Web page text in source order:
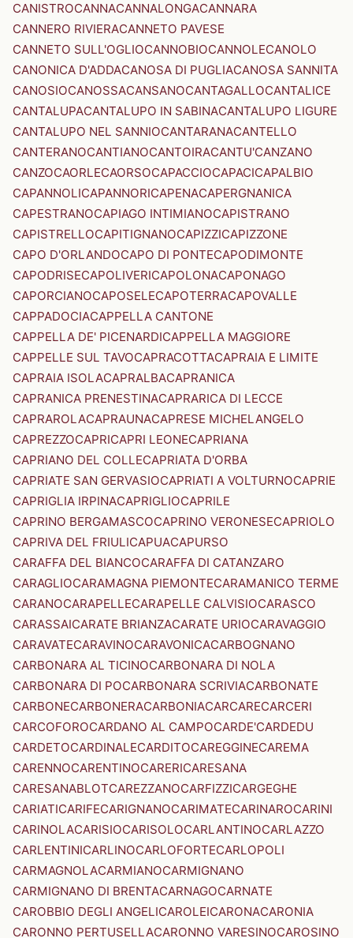
CANISTROCANNACANNALONGACANNARA
CANNERO RIVIERACANNETO PAVESE
CANNETO SULL'OGLIOCANNOBIOCANNOLECANOLO
CANONICA D'ADDACANOSA DI PUGLIACANOSA SANNITA
CANOSIOCANOSSACANSANOCANTAGALLOCANTALICE
CANTALUPACANTALUPO IN SABINACANTALUPO LIGURE
CANTALUPO NEL SANNIOCANTARANACANTELLO
CANTERANOCANTIANOCANTOIRACANTU'CANZANO
CANZOCAORLECAORSOCAPACCIOCAPACICAPALBIO
CAPANNOLICAPANNORICAPENACAPERGNANICA
CAPESTRANOCAPIAGO INTIMIANOCAPISTRANO
CAPISTRELLOCAPITIGNANOCAPIZZICAPIZZONE
CAPO D'ORLANDOCAPO DI PONTECAPODIMONTE
CAPODRISECAPOLIVERICAPOLONACAPONAGO
CAPORCIANOCAPOSELECAPOTERRACAPOVALLE
CAPPADOCIACAPPELLA CANTONE
CAPPELLA DE' PICENARDICAPPELLA MAGGIORE
CAPPELLE SUL TAVOCAPRACOTTACAPRAIA E LIMITE
CAPRAIA ISOLACAPRALBACAPRANICA
CAPRANICA PRENESTINACAPRARICA DI LECCE
CAPRAROLACAPRAUNACAPRESE MICHELANGELO
CAPREZZOCAPRICAPRI LEONECAPRIANA
CAPRIANO DEL COLLECAPRIATA D'ORBA
CAPRIATE SAN GERVASIOCAPRIATI A VOLTURNOCAPRIE
CAPRIGLIA IRPINACAPRIGLIOCAPRILE
CAPRINO BERGAMASCOCAPRINO VERONESECAPRIOLO
CAPRIVA DEL FRIULICAPUACAPURSO
CARAFFA DEL BIANCOCARAFFA DI CATANZARO
CARAGLIOCARAMAGNA PIEMONTECARAMANICO TERME
CARANOCARAPELLECARAPELLE CALVISIOCARASCO
CARASSAICARATE BRIANZACARATE URIOCARAVAGGIO
CARAVATECARAVINOCARAVONICACARBOGNANO
CARBONARA AL TICINOCARBONARA DI NOLA
CARBONARA DI POCARBONARA SCRIVIACARBONATE
CARBONECARBONERACARBONIACARCARECARCERI
CARCOFOROCARDANO AL CAMPOCARDE'CARDEDU
CARDETOCARDINALECARDITOCAREGGINECAREMA
CARENNOCARENTINOCARERICARESANA
CARESANABLOTCAREZZANOCARFIZZICARGEGHE
CARIATICARIFECARIGNANOCARIMATECARINAROCARINI
CARINOLACARISIOCARISOLOCARLANTINOCARLAZZO
CARLENTINICARLINOCARLOFORTECARLOPOLI
CARMAGNOLACARMIANOCARMIGNANO
CARMIGNANO DI BRENTACARNAGOCARNATE
CAROBBIO DEGLI ANGELICAROLEICARONACARONIA
CARONNO PERTUSELLACARONNO VARESINOCAROSINO